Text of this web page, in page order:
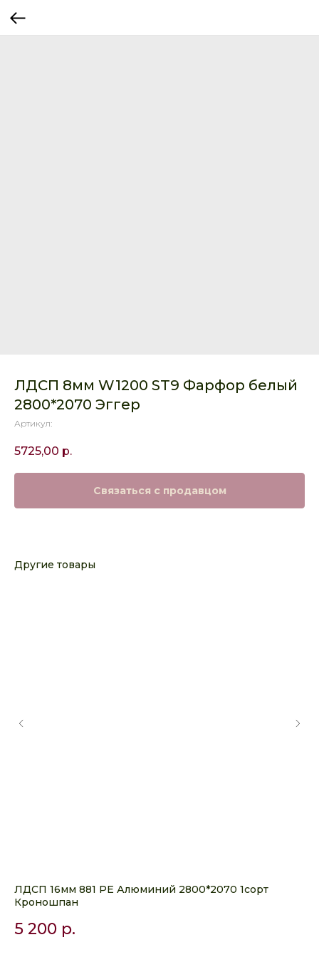
ЛДСП 8мм W1200 ST9 Фарфор белый
2800*2070 Эггер
Артикул:
5725,00 р.
Связаться с продавцом
Другие товары
ЛДСП 16мм 881 PE Алюминий 2800*2070 1сорт
Кроношпан
5 200 р.